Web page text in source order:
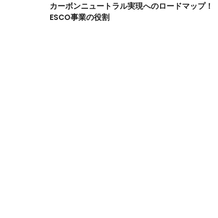
カーボンニュートラル実現へのロードマップ！
ESCO事業の役割